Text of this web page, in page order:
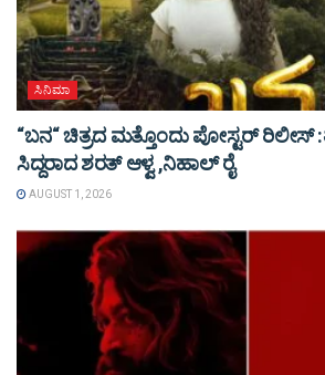
ಸಿನಿಮಾ
“ಬನ“ ಚಿತ್ರದ ಮತ್ತೊಂದು ಪೋಸ್ಟರ್
ಸಿದ್ದರಾದ ಶರತ್ ಆಳ್ವ ,ನಿಹಾಲ್ ರೈ
AUGUST 1, 2026